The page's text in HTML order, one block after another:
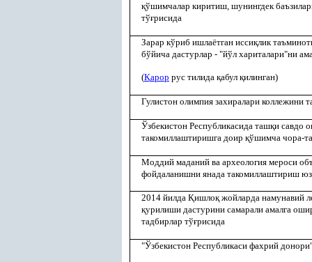
қўшимчалар киритиш, шунингдек
тўғрисида
Зарар кўриб ишлаётган иссиқлик
бўйича дастурлар - "йўл хариталари"ни
(Қарор рус тилида қабул қилинган)
Гулистон олимпия захиралари коллежини
Ўзбекистон Республикасида ташқи савдо
такомиллаштиришга доир қўшимча чора-
Моддий маданий ва археология мероси
фойдаланишни янада такомиллаштириш
2014 йилда Қишлоқжойларда намунавий
қурилиши дастурини самарали амалга
тадбирлар тўғрисида
"Ўзбекистон Республикаси фахрий